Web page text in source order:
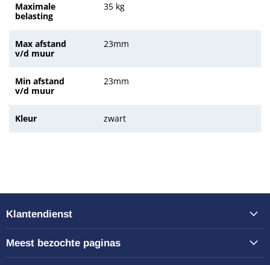
Maximale
belasting
35 kg
Max afstand
v/d muur
23mm
Min afstand
v/d muur
23mm
Kleur zwart
Klantendienst
Meest bezochte paginas